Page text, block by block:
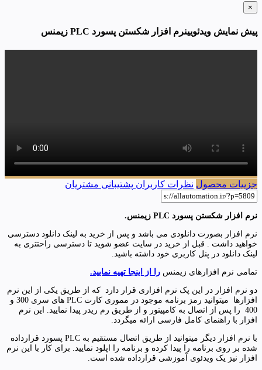
×
پیش نمایش ویدئویینرم افزار شکستن پسورد PLC زیمنس
جزییات محصول نظرات کاربران پشتیبانی مشتریان
نرم افزار شکستن پسورد PLC زیمنس.
نرم افزار بصورت دانلودی می باشد و پس از خرید به لینک دانلود دسترسی
خواهید داشت . قبل از خرید در سایت عضو شوید تا دسترسی راحتتری به
لینک دانلود در پنل کاربری خود داشته باشید.
تمامی نرم افزارهای زیمنس را از اینجا تهیه نمایید.
دو نرم افزار در این پک نرم افزاری قرار دارد که از طریق یکی از این نرم
افزارها میتوانید رمز برنامه موجود در مموری کارت PLC های سری 300 و
400 را پس از اتصال به کامپیتور و از طریق رم ریدر پیدا نمایید. این نرم
افزار با راهنمای کامل فارسی ارائه میگردد.
با نرم افزار دیگر میتوانید از طریق اتصال مستقیم به PLC پسورد قرارداده
شده بر روی برنامه را پیدا کرده و برنامه را اپلود نمایید. برای کار با این نرم
افزار نیز یک ویدئوی آموزشی قرارداده شده است.